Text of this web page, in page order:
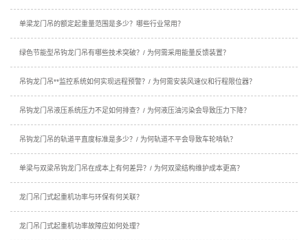
单梁龙门吊的额定起重量范围是多少？哪些行业常用？
绿色节能型吊钩龙门吊有哪些技术突破？/ 为何需采用能量反馈装置？
吊钩龙门吊**监控系统如何实现远程预警？/ 为何需安装风速仪和行程限位器？
吊钩龙门吊液压系统压力不足如何排查？/ 为何液压油污染会导致压力下降？
吊钩龙门吊的轨道平直度标准是多少？/ 为何轨道不平会导致车轮啃轨？
单梁与双梁吊钩龙门吊在成本上有何差异？/ 为何双梁结构维护成本更高？
龙门吊门式起重机功率与环保有何关联？
龙门吊门式起重机功率故障应如何处理？